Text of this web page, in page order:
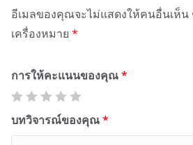
อีเมลของคุณจะไม่แสดงให้คนอื่นเห็น
เครื่องหมาย *
การให้คะแนนของคุณ*
บทวิจารณ์ของคุณ*